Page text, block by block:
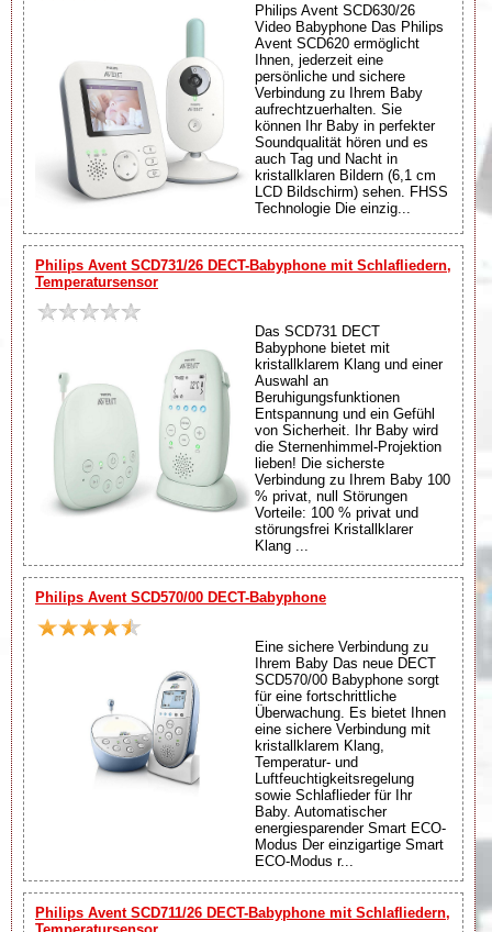
Philips Avent SCD630/26
Video Babyphone Das Philips
Avent SCD620 ermöglicht
Ihnen, jederzeit eine
persönliche und sichere
Verbindung zu Ihrem Baby
aufrechtzuerhalten. Sie
können Ihr Baby in perfekter
Soundqualität hören und es
auch Tag und Nacht in
kristallklaren Bildern (6,1 cm
LCD Bildschirm) sehen. FHSS
Technologie Die einzig...
Philips Avent SCD731/26 DECT-Babyphone mit Schlafliedern,
Temperatursensor
Das SCD731 DECT
Babyphone bietet mit
kristallklarem Klang und einer
Auswahl an
Beruhigungsfunktionen
Entspannung und ein Gefühl
von Sicherheit. Ihr Baby wird
die Sternenhimmel-Projektion
lieben! Die sicherste
Verbindung zu Ihrem Baby 100
% privat, null Störungen
Vorteile: 100 % privat und
störungsfrei Kristallklarer
Klang ...
Philips Avent SCD570/00 DECT-Babyphone
Eine sichere Verbindung zu
Ihrem Baby Das neue DECT
SCD570/00 Babyphone sorgt
für eine fortschrittliche
Überwachung. Es bietet Ihnen
eine sichere Verbindung mit
kristallklarem Klang,
Temperatur- und
Luftfeuchtigkeitsregelung
sowie Schlaflieder für Ihr
Baby. Automatischer
energiesparender Smart ECO-
Modus Der einzigartige Smart
ECO-Modus r...
Philips Avent SCD711/26 DECT-Babyphone mit Schlafliedern,